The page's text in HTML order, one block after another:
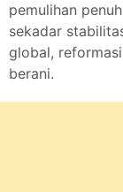
pemulihan
sekadar
global,
berani.